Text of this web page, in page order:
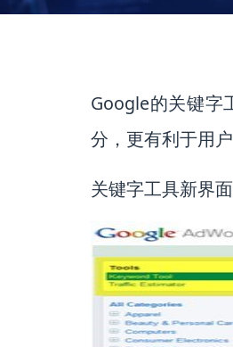
Google的关键字
分，更有利于用
关键字工具新界